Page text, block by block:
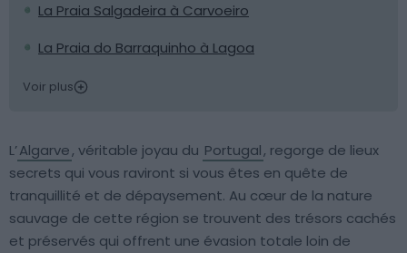
La Praia Salgadeira à Carvoeiro
La Praia do Barraquinho à Lagoa
Voir plus
L’Algarve, véritable joyau du Portugal, regorge de lieux
secrets qui vous raviront si vous êtes en quête de
tranquillité et de dépaysement. Au cœur de la nature
sauvage de cette région se trouvent des trésors cachés
et préservés qui offrent une évasion totale loin de